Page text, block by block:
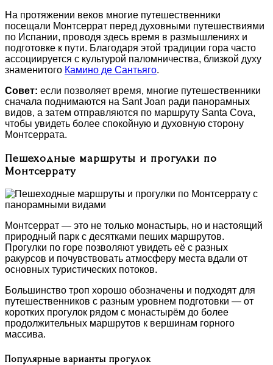
На протяжении веков многие путешественники
посещали Монтсеррат перед духовными путешествиями
по Испании, проводя здесь время в размышлениях и
подготовке к пути. Благодаря этой традиции гора часто
ассоциируется с культурой паломничества, близкой духу
знаменитого Камино де Сантьяго.
Совет: если позволяет время, многие путешественники
сначала поднимаются на Sant Joan ради панорамных
видов, а затем отправляются по маршруту Santa Cova,
чтобы увидеть более спокойную и духовную сторону
Монтсеррата.
Пешеходные маршруты и прогулки по
Монтсеррату
Монтсеррат — это не только монастырь, но и настоящий
природный парк с десятками пеших маршрутов.
Прогулки по горе позволяют увидеть её с разных
ракурсов и почувствовать атмосферу места вдали от
основных туристических потоков.
Большинство троп хорошо обозначены и подходят для
путешественников с разным уровнем подготовки — от
коротких прогулок рядом с монастырём до более
продолжительных маршрутов к вершинам горного
массива.
Популярные варианты прогулок